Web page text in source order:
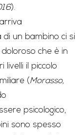
).
un bambino ci si
che è in
livelli il piccolo
(Morasso,
psicologico,
sono spesso